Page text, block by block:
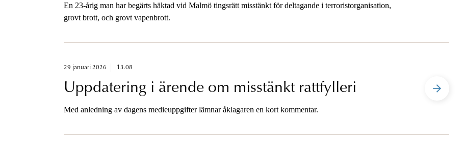
En 23-årig man har begärts häktad vid Malmö tingsrätt misstänkt för deltagande i terroristorganisation,
grovt brott, och grovt vapenbrott.
29 januari 2026 13.08
Uppdatering i ärende om misstänkt rattfylleri
Med anledning av dagens medieuppgifter lämnar åklagaren en kort kommentar.